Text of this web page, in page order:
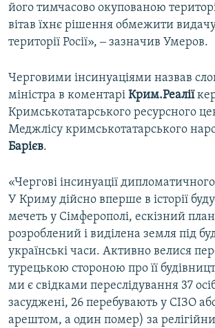
його тимчасово окупованою
вітав їхнє рішення обмежити видачу
території Росії», ‒ зазначив Умеров.
Черговими інсинуаціями назвав
міністра в коментарі Крим.Реалії
Кримськотатарського ресурсного
Меджлісу кримськотатарського
Барієв.
«Чергові інсинуації дипломатичного
У Криму дійсно вперше в історії
мечеть у Сімферополі, ескізний план
розроблений і виділена земля під
українські часи. Активно велися
турецькою стороною про її
ми є свідками переслідування 37
засуджені, 26 перебувають у СІЗО
арештом, а один помер) за